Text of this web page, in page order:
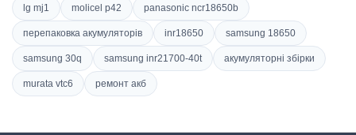
lg mj1 molicel p42 panasonic ncr18650b
перепаковка акумуляторів inr18650 samsung 18650
samsung 30q samsung inr21700-40t акумуляторні збірки
murata vtc6 ремонт акб